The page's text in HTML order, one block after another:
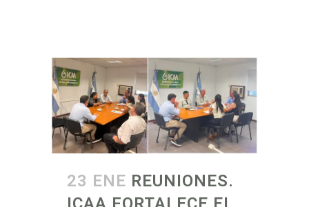
23 ENE REUNIONES.